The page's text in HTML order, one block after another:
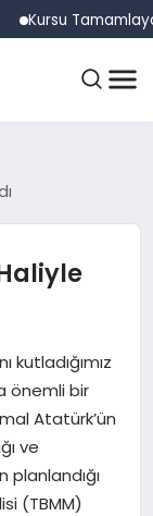
Tamamlayan
kutladığımız
önemli bir
Atatürk’ün
ve
planlandığı
(TBMM)